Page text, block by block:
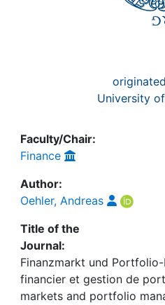
University
Faculty/Chair:
Finance
Author:
Oehler, Andreas
Title of the
Journal:
Finanzmarkt und
financier et gestion de
markets and portfolio